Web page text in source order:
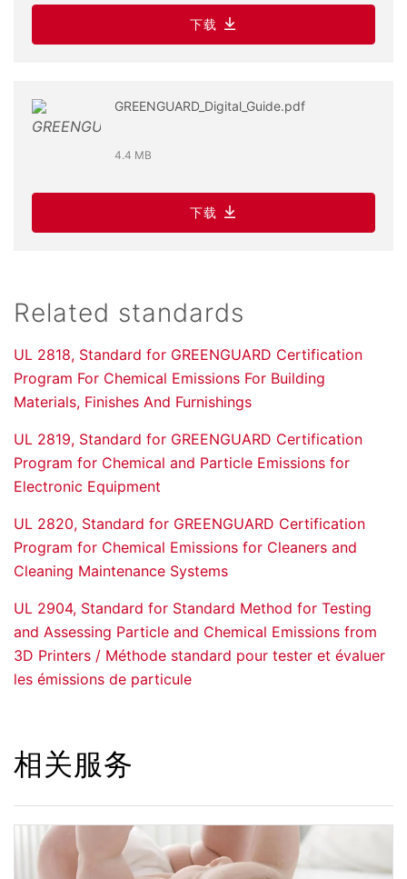
下载
GREENGUARD_Digital_Guide.pdf
4.4 MB
下载
Related standards
UL 2818, Standard for GREENGUARD Certification
Program For Chemical Emissions For Building
Materials, Finishes And Furnishings
UL 2819, Standard for GREENGUARD Certification
Program for Chemical and Particle Emissions for
Electronic Equipment
UL 2820, Standard for GREENGUARD Certification
Program for Chemical Emissions for Cleaners and
Cleaning Maintenance Systems
UL 2904, Standard for Standard Method for Testing
and Assessing Particle and Chemical Emissions from
3D Printers / Méthode standard pour tester et évaluer
les émissions de particule
相关服务